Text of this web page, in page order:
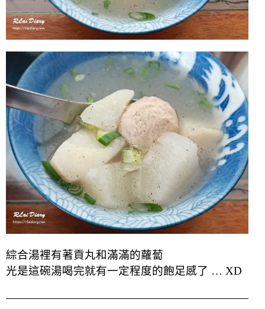
綜合湯裡有著貢丸和滿滿的蘿蔔
光是這碗湯喝完就有一定程度的飽足感了 … XD